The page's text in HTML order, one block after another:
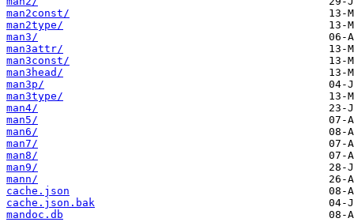
man2const/
man2type/
man3/
man3attr/
man3const/
man3head/
man3p/
man3type/
man4/
man5/
man6/
man7/
man8/
man9/
mann/
cache.json
cache.json.bak
mandoc.db